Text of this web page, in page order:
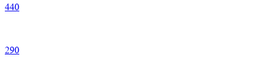
440
290